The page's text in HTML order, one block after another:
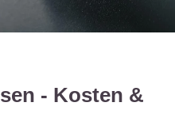
- Kosten &